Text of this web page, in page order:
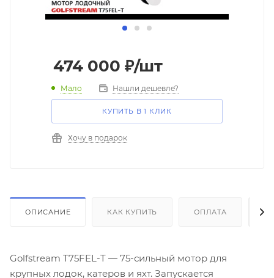
474 000 ₽/шт
Мало Нашли дешевле?
КУПИТЬ В 1 КЛИК
Хочу в подарок
ОПИСАНИЕ КАК КУПИТЬ ОПЛАТА
Golfstream T75FEL-T — 75-сильный мотор для
крупных лодок, катеров и яхт. Запускается